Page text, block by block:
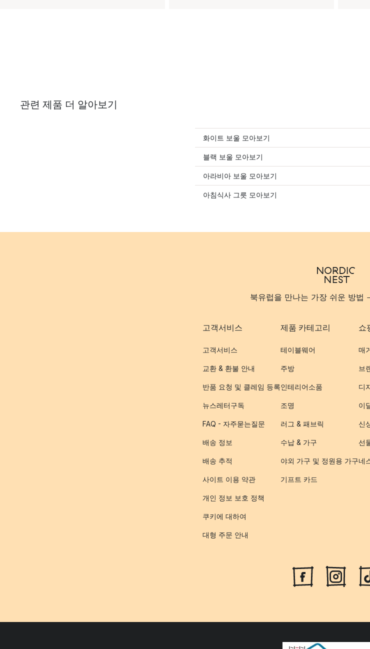
관련 제품 더 알아보기
화이트 보울 모아보기
블랙 보울 모아보기
아라비아 보울 모아보기
아침식사 그릇 모아보기
북유럽을 만나는 가장 쉬운 방법
고객서비스
고객서비스
교환 & 환불 안내
반품 요청 및 클레임 등록
뉴스레터구독
FAQ - 자주묻는질문
배송 정보
배송 추적
사이트 이용 약관
개인 정보 보호 정책
쿠키에 대하여
대형 주문 안내
제품 카테고리
테이블웨어
주방
인테리어소품
조명
러그 & 패브릭
수납 & 가구
야외 가구 및 정원용 가구
기프트 카드
쇼
매
브
디
이
신
선
네